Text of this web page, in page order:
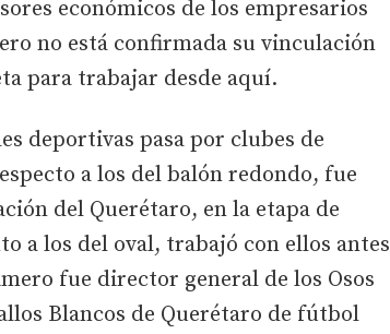
económicos de los empresarios
no está confirmada su vinculación
para trabajar desde aquí.
deportivas pasa por clubes de
a los del balón redondo, fue
del Querétaro, en la etapa de
a los del oval, trabajó con ellos antes
fue director general de los Osos
Blancos de Querétaro de fútbol